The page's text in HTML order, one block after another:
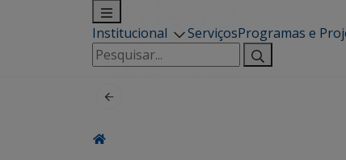
Institucional ServiçosProgramas e
Pesquisar
por: